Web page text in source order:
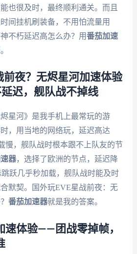
也很及时，最终顺利通关。而且
间挂机刷装备，不用怕流量用
不朽延迟高怎么办？用番茄加速
前夜？无烬星河加速体验
迟，舰队战不掉线
星河》是我手机上最常玩的游
，用当地的网络玩，延迟高达
慢，舰队战时根本跟不上队友的节
器，选择了欧洲的节点，延迟降
跳跃几乎秒加载，舰队战时能及时
默契。国外玩EVE星战前夜：无
番茄加速器就是我的答案。
速体验——团战零掉帧，